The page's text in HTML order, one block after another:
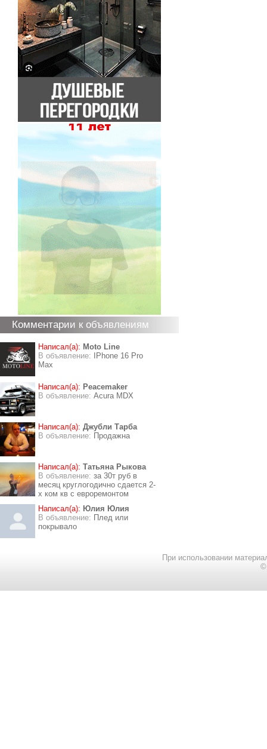
Комментарии к объявлениям
Написал(а): Moto Line
В объявление:
IPhone 16 Pro
Max
Написал(а): Peacemaker
В объявление: Acura MDX
Написал(а): Джубли Тарба
В объявление: Продажна
Написал(а): Татьяна Рыкова
В объявление: за 30т руб в
месяц круглогодично сдается 2-
х ком кв с евроремонтом
Написал(а): Юлия Юлия
В объявление: Плед или
покрывало
При использовании